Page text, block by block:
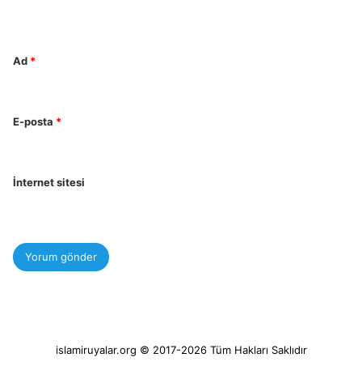
Ad *
E-posta *
İnternet sitesi
islamiruyalar.org © 2017-2026 Tüm Hakları Saklıdır